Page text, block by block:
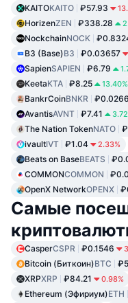
KAITOKAITO ₽57.93
HorizenZEN ₽338.28
NockchainNOCK
B3 (Base)B3 ₽0.03657
SapienSAPIEN ₽6.79
KeetaKTA ₽8.25 13.40%
BankrCoinBNKR
AvantisAVNT ₽7.41
The Nation TokenNATO
ivaultIVT ₽1.04 2.33%
Beats on BaseBEATS
COMMONCOMMON
OpenX NetworkOPENX
Самые
CasperCSPR ₽0.1546
Bitcoin (Биткоин)BTC
XRPXRP ₽84.21 0.98%
Ethereum (Эфириум)ETH